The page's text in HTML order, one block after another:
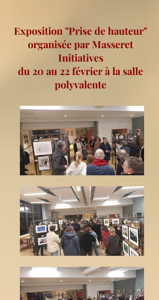
Exposition "Prise de hauteur"
organisée par Masseret
Initiatives
du 20 au 22 février à la salle
polyvalente